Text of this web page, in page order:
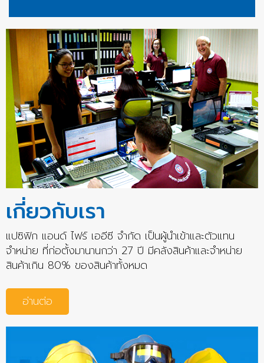
เกี่ยวกับเรา
แปซิฟิก แอนด์ ไฟร์ เออีซี จำกัด เป็นผู้นำเข้าและตัวแทน
จำหน่าย ที่ก่อตั้งมานานกว่า 27 ปี มีคลังสินค้าและจำหน่าย
สินค้าเกิน 80% ของสินค้าทั้งหมด
อ่านต่อ